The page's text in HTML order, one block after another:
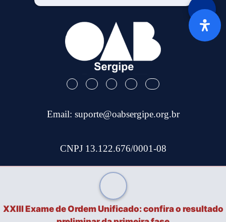
Email: suporte@oabsergipe.org.br
CNPJ 13.122.676/0001-08
Telefone: (79) 3301-9100
Site Desenvolvido porTec Capital
XXIII Exame de Ordem Unificado: confira o resultado